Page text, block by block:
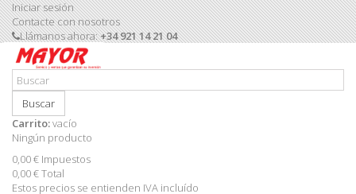
Iniciar sesión
Contacte con nosotros
Llámanos ahora:+34 921 14 21 04
Buscar
Carrito:vacío
Ningún producto
0,00 € Impuestos
0,00 €Total
Estos precios se entienden IVA incluído